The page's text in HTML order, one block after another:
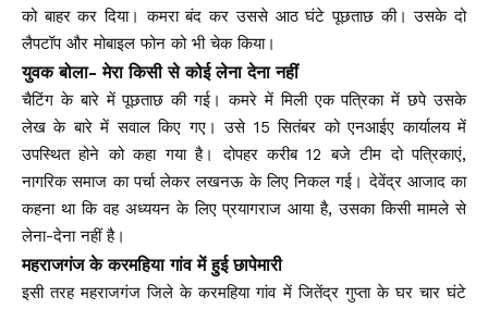
को बाहर कर दिया। कमरा बंद कर उससे आठ घंटे पूछताछ की। उसके दो
लैपटॉप और मोबाइल फोन को भी चेक किया।
युवक बोला- मेरा किसी से कोई लेना देना नहीं
चैटिंग के बारे में पूछताछ की गई। कमरे में मिली एक पत्रिका में छपे उसके
लेख के बारे में सवाल किए गए। उसे 15 सितंबर को एनआईए कार्यालय में
उपस्थित होने को कहा गया है। दोपहर करीब 12 बजे टीम दो पत्रिकाएं,
नागरिक समाज का पर्चा लेकर लखनऊ के लिए निकल गई। देवेंद्र आजाद का
कहना था कि वह अध्ययन के लिए प्रयागराज आया है, उसका किसी मामले से
लेना-देना नहीं है।
महराजगंज के करमहिया गांव में हुई छापेमारी
इसी तरह महराजगंज जिले के करमहिया गांव में जितेंद्र गुप्ता के घर चार घंटे